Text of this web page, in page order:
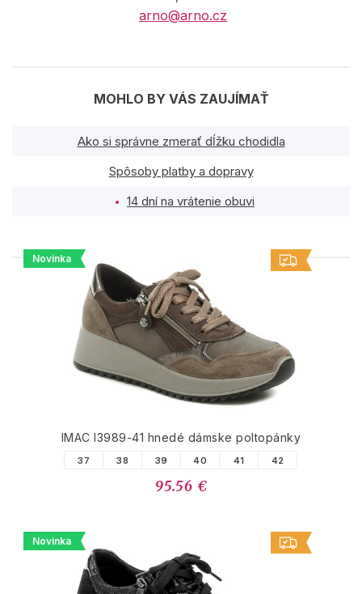
arno@arno.cz
MOHLO BY VÁS ZAUJÍMAŤ
Ako si správne zmerať dĺžku chodidla
Spôsoby platby a dopravy
14 dní na vrátenie obuvi
PODOBNÉ PRODUKTY
Novinka
IMAC I3989-41 hnedé dámske poltopánky
37 38 39 40 41 42
95.56 €
Novinka